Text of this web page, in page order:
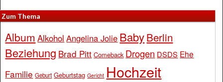
Zum Thema
Album Alkohol Angelina Jolie BabyBerlin
Beziehung Brad Pitt Comeback Drogen DSDS Ehe
Familie Geburt Geburtstag Gericht Hochzeit